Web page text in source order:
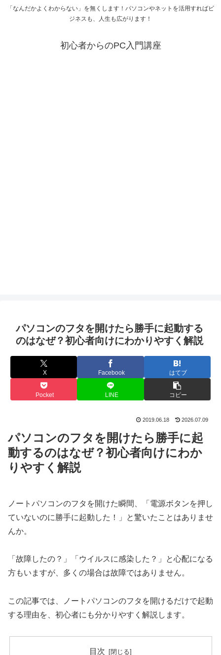
「なんだかよくわからない」を無くします！パソコンやネットを活用すればビ
ジネスも、人生も広がります！
初心者からのPC入門講座
パソコンのフタを開けたら勝手に起動する
のはなぜ？初心者向けにわかりやすく解説
X Facebook はてブ
Pocket LINE コピー
2019.06.18 2026.07.09
パソコンのフタを開けたら勝手に起
動するのはなぜ？初心者向けにわか
りやすく解説
ノートパソコンのフタを開けた瞬間、「電源ボタンを押し
ていないのに勝手に起動した！」と驚いたことはありませ
んか。
「故障したの？」「ウイルスに感染した？」と心配になる
方もいますが、多くの場合は故障ではありません。
この記事では、ノートパソコンのフタを開けるだけで起動
する理由を、初心者にも分かりやすく解説します。
目次